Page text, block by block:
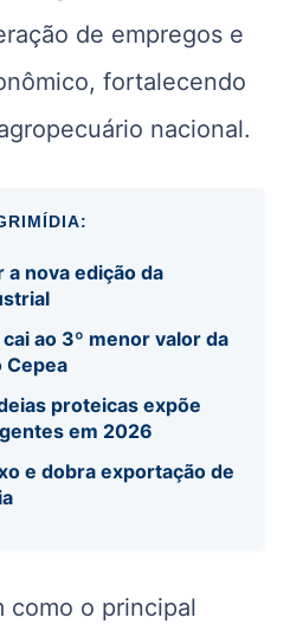
de empregos e
fortalecendo
nacional.
a nova edição da
ao 3º menor valor da
Cepea
proteicas expõe
em 2026
e dobra exportação de
como o principal